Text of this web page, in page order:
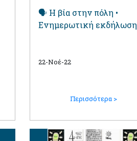
🗣️ Η βία στην πόλη •
Ενημερωτική εκδήλωση
22-Νοέ-22
Περισσότερα >